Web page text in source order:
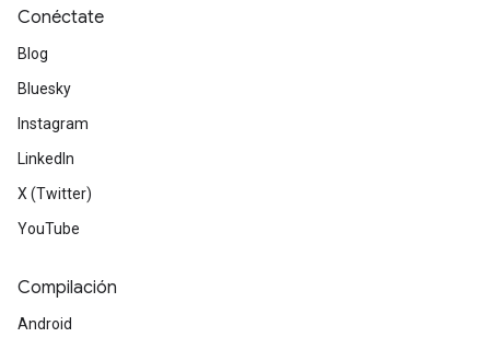
Conéctate
Blog
Bluesky
Instagram
LinkedIn
X (Twitter)
YouTube
Compilación
Android